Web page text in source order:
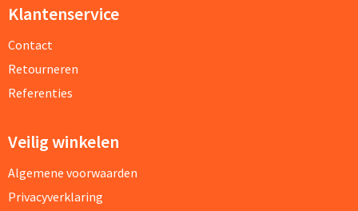
Klantenservice
Contact
Retourneren
Referenties
Veilig winkelen
Algemene voorwaarden
Privacyverklaring